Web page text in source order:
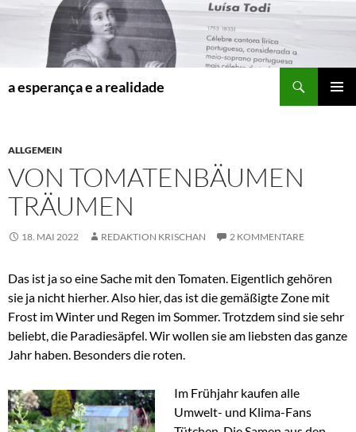
a esperança e a realidade
ALLGEMEIN
VON TOMATENBÄUMEN
TRÄUMEN
18. MAI 2022 REDAKTION KRISCHAN 2 KOMMENTARE
Das ist ja so eine Sache mit den Tomaten. Eigentlich gehören
sie ja nicht hierher. Also hier, das ist die gemäßigte Zone mit
Frost im Winter und Regen im Sommer. Trotzdem sind sie sehr
beliebt, die Paradiesäpfel. Wir wollen sie am liebsten das ganze
Jahr haben. Besonders die roten.
Im Frühjahr kaufen alle
Umwelt- und Klima-Fans